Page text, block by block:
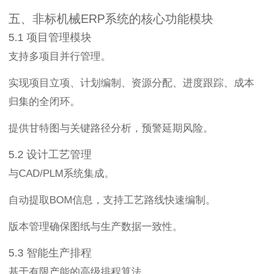
五、非标机械ERP系统的核心功能模块
5.1 项目管理模块
支持多项目并行管理。
实现项目立项、计划编制、资源分配、进度跟踪、成本
归集的全闭环。
提供甘特图与关键路径分析，预警延期风险。
5.2 设计工艺管理
与CAD/PLM系统集成。
自动提取BOM信息，支持工艺路线快速编制。
版本管理确保图纸与生产数据一致性。
5.3 智能生产排程